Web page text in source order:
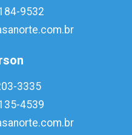
9532
3335
4539